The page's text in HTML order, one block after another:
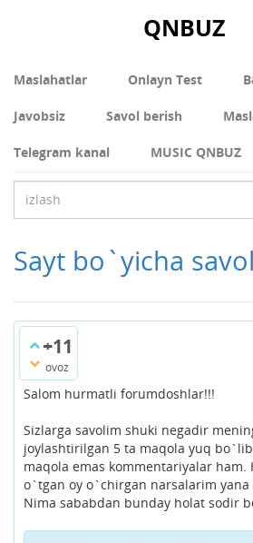
QNBUZ
Maslahatlar Onlayn Test
Javobsiz Savol berish
Telegram kanal MUSIC QNBUZ
Sayt bo`yicha savol
+11
ovoz
Salom hurmatli forumdoshlar!!!
Sizlarga savolim shuki negadir
joylashtirilgan 5 ta maqola yuq
maqola emas kommentariyalar ham.
o`tgan oy o`chirgan narsalarim
Nima sababdan bunday holat sodir